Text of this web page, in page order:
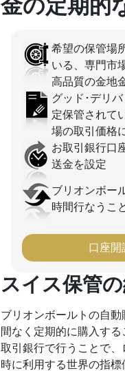
金の定期的
希望の保管場
いる、専門市
高品質の金地
グッド･デリ
定保管されて
場の取引価格
お取引銀行口
送金を設定
ブリオンボー
時間行なうこ
口座開
スイス保管
ブリオンボールトの自
間なく定期的に購入す
取引銀行で行うことで、
時に利用する世界の指標